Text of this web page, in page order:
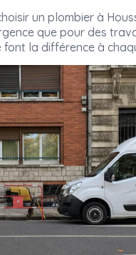
un plombier à
que pour des
la différence à